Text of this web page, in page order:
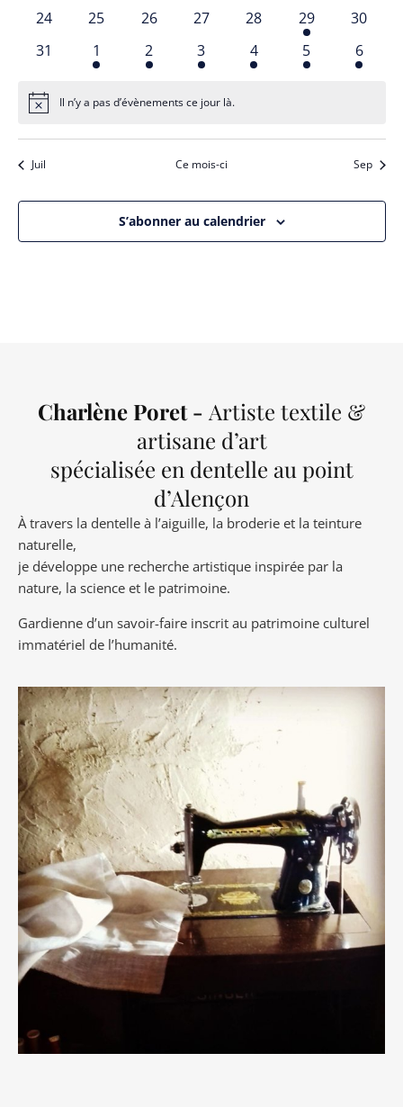
0
24
0
25
0
26
0
27
0
évènements
28
1
évènement
29
0
30
0
évènements
31
1
évènement
1
1
évènement
2
1
évènement
3
1
évènement
4
1
évènement
5
1
6
Notice Il n’y a pas d’évènements ce jour là.
Juil Ce mois-ci Sep
S’abonner au calendrier
Charlène Poret - Artiste textile &
artisane d’art
spécialisée en dentelle au point
d’Alençon
À travers la dentelle à l’aiguille, la broderie et la teinture
naturelle,
je développe une recherche artistique inspirée par la
nature, la science et le patrimoine.
Gardienne d’un savoir-faire inscrit au patrimoine culturel
immatériel de l’humanité.